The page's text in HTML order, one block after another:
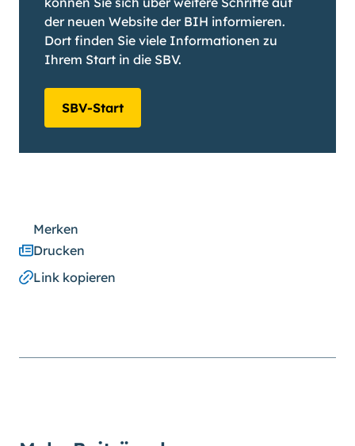
der neuen Website der BIH informieren.
Dort finden Sie viele Informationen zu
Ihrem Start in die SBV.
SBV-Start
Merken
Drucken
Link kopieren